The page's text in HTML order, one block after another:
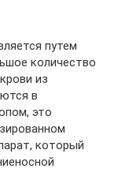
путем
количество
из
в
это
который